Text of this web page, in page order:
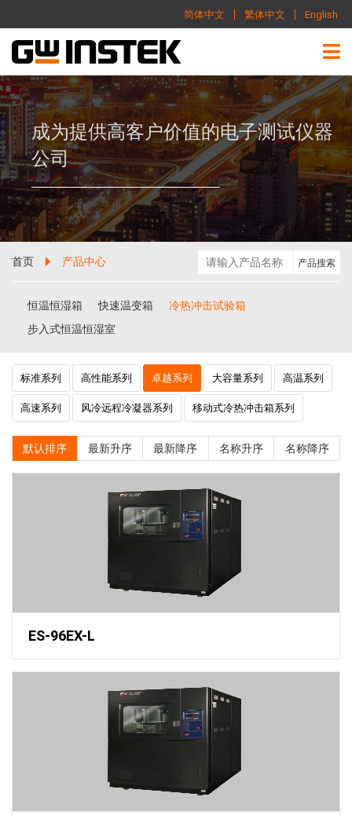
简体中文 繁体中文 English
成为提供高客户价值的电子测试仪器
公司
首页 产品中心
恒温恒湿箱 快速温变箱
冷热冲击试验箱
步入式恒温恒湿室
标准系列 高性能系列 卓越系列 大容量系列 高温系列
高速系列 风冷远程冷凝器系列 移动式冷热冲击箱系列
默认排序 最新升序 最新降序 名称升序 名称降序
ES-96EX-L